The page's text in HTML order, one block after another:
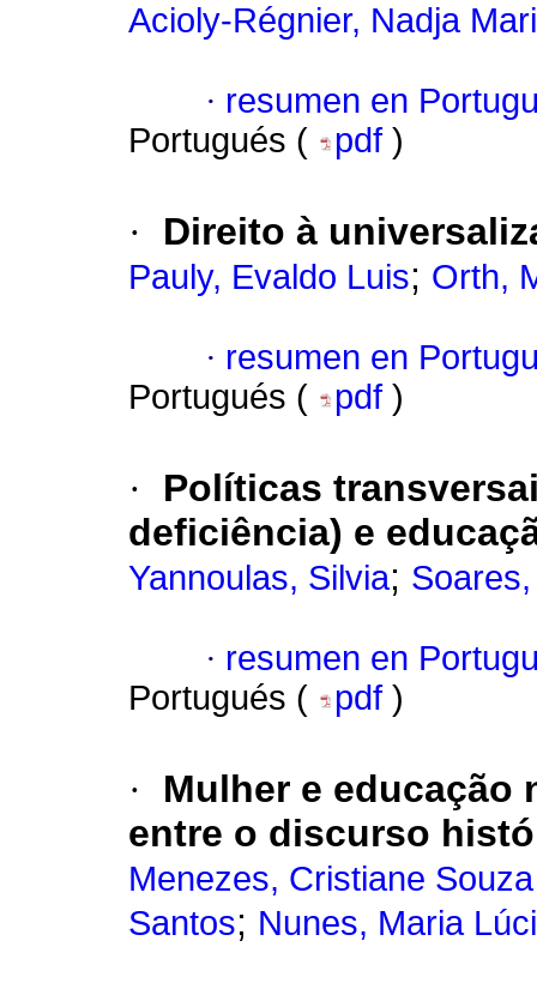
Acioly-Régnier, Nadja
· resumen en
Portugués (
pdf )
· Direito à
Pauly, Evaldo Luis; Orth,
· resumen en
Portugués (
pdf )
·
Políticas
deficiência) e
Yannoulas, Silvia;
· resumen en
Portugués (
pdf )
·
Mulher e educação
entre o discurso
Menezes, Cristiane
Santos; Nunes, Maria